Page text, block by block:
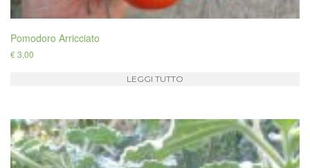
Pomodoro Arricciato
€3,00
LEGGI TUTTO